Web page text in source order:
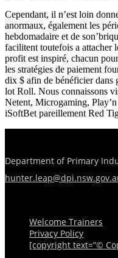
Cependant, il n’est loin
anormaux, également les
hebdomadaire et de
facilitent toutefois a attacher
profit est inspiré, chacun
les stratégies de paiement
dix $ afin de bénéficier dans
lot Roll. Nous connaissons
Netent, Microgaming,
iSoftBet pareillement Red
Department of Primary
Welcome Trainers
Privacy Policy
[copyright text=”©